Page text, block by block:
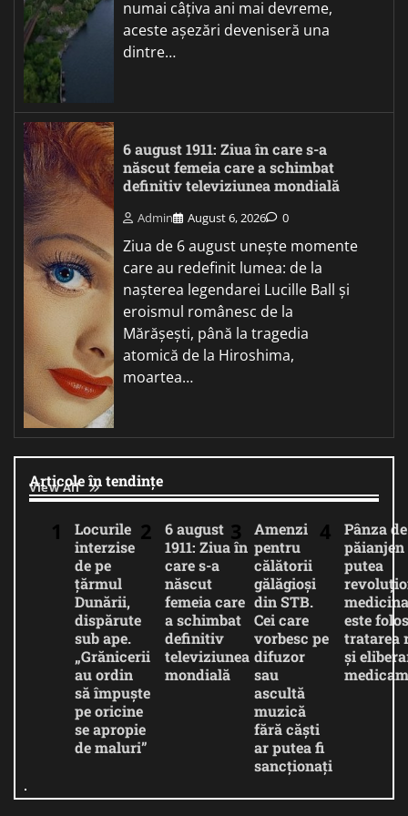
numai câțiva ani mai devreme,
aceste așezări deveniseră una
dintre…
6 august 1911: Ziua în care s-a
născut femeia care a schimbat
definitiv televiziunea mondială
Admin August 6, 2026 0
Ziua de 6 august unește momente
care au redefinit lumea: de la
nașterea legendarei Lucille Ball și
eroismul românesc de la
Mărășești, până la tragedia
atomică de la Hiroshima,
moartea…
Articole în tendințe
View All
Locurile
interzise
de pe
țărmul
Dunării,
dispărute
sub ape.
„Grănicerii
au ordin
să împuște
pe oricine
se apropie
de maluri”
6 august
1911: Ziua în
care s-a
născut
femeia care
a schimbat
definitiv
televiziunea
mondială
Amenzi
pentru
călătorii
gălăgioși
din STB.
Cei care
vorbesc pe
difuzor
sau
ascultă
muzică
fără căști
ar putea fi
sancționați
Pânza de
păianjen
putea
este
tratarea
și